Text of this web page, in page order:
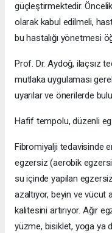
güçleştirmektedir.
olarak kabul edilmeli,
bu hastalığı yönetmesi
Prof. Dr. Aydoğ, ilaçsız
mutlaka uygulaması
uyarılar ve önerilerde
Hafif tempolu, düzenli
Fibromiyalji tedavisinde
egzersiz (aerobik
su içinde yapılan
azaltıyor, beyin ve vücut
kalitesini artırıyor. Ağır
yüzme, bisiklet, yoga ya